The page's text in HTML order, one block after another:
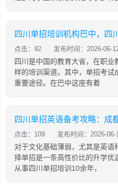
点击：92 发布时间：2026-06-
四川是中国的教育大省，在职
样的培训渠道。其中，单招考试
重要途径。在巴中这座有着
点击：109 发布时间：2026-06-
对于文化基础薄弱，尤其是英
择单招是一条高性价比的升学
从事四川单招培训10余年，